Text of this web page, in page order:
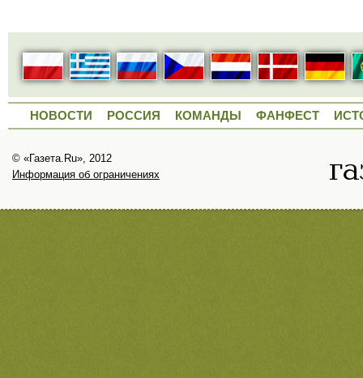
НОВОСТИ РОССИЯ КОМАНДЫ ФАНФЕСТ
© «Газета.Ru», 2012
Информация об ограничениях